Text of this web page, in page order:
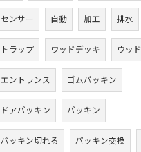
センサー 自動 加工 排水
トラップ ウッドデッキ ウッド
エントランス ゴムパッキン
ドアパッキン パッキン
パッキン切れる パッキン交換